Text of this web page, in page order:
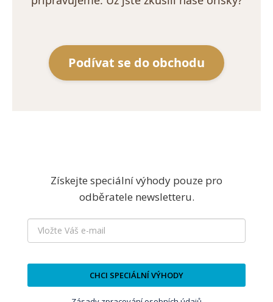
Podívat se do obchodu
Získejte speciální výhody pouze pro
odběratele newsletteru.
CHCI SPECIÁLNÍ VÝHODY